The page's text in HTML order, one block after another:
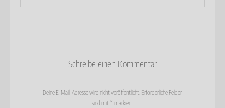
Schreibe einen Kommentar
Deine E-Mail-Adresse wird nicht veröffentlicht. Erforderliche Felder
sind mit * markiert.